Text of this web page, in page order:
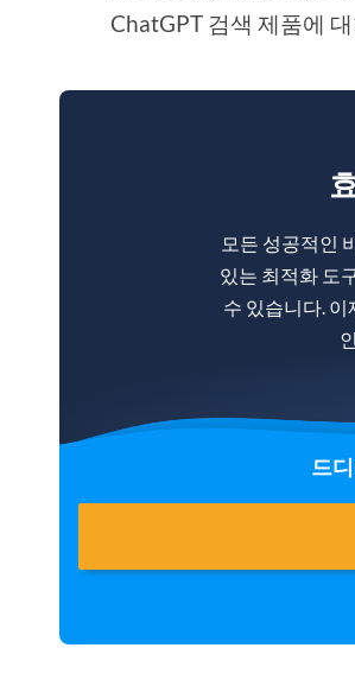
ChatGPT 검색 제품에
모든 성공적인
있는 최적화 도
수 있습니다.
드